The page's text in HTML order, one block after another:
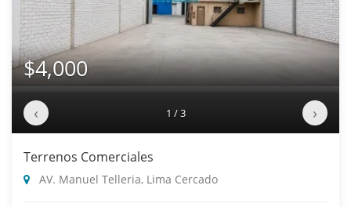
$4,000
‹ 1 / 3 ›
Terrenos Comerciales
AV. Manuel Telleria, Lima Cercado